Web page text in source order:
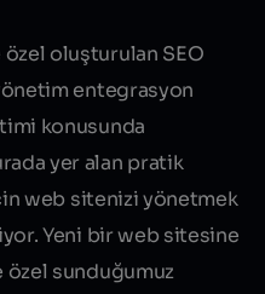
özel oluşturulan SEO
entegrasyon
konusunda
yer alan pratik
web sitenizi yönetmek
Yeni bir web sitesine
özel sunduğumuz